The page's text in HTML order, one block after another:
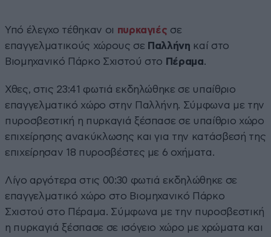
Υπό έλεγχο τέθηκαν οι πυρκαγιές σε
επαγγελματικούς χώρους σε Παλλήνη καί στο
Βιομηχανικό Πάρκο Σχιστού στο Πέραμα.
Χθες, στις 23:41 φωτιά εκδηλώθηκε σε υπαίθριο
επαγγελματικό χώρο στην Παλλήνη. Σύμφωνα με την
πυροσβεστική η πυρκαγιά ξέσπασε σε υπαίθριο χώρο
επιχείρησης ανακύκλωσης και για την κατάσβεσή της
επιχείρησαν 18 πυροσβέστες με 6 οχήματα.
Λίγο αργότερα στις 00:30 φωτιά εκδηλώθηκε σε
επαγγελματικό χώρο στο Βιομηχανικό Πάρκο
Σχιστού στο Πέραμα. Σύμφωνα με την πυροσβεστική
η πυρκαγιά ξέσπασε σε ισόγειο χώρο με χρώματα και